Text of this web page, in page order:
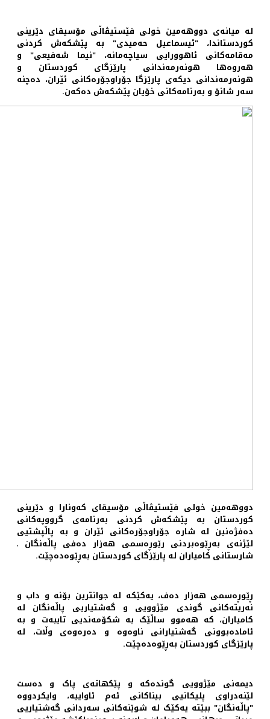
لە میانه‌ی دووهەمین خولی فێستیڤاڵی مۆسیقای دێرینی
کوردستاندا، "ئیسماعیل حەمیدی" به‌ پێشکه‌ش کردنی
مه‌قامه‌کانی ئاهوورایی سیاچه‌مانە، "نیما شه‌فیعی" و
هەروەها هونەرمەندانی پارێزگای کوردستان و
هونەرمەندانی دیکەی پارێزگا جۆراوجۆره‌کانی ئێران، ده‌چنه‌
سه‌ر شانۆ و به‌رنامه‌کانی خۆیان پێشکەش ده‌که‌ن.
دووهەمین خولی فێستیڤاڵی مۆسیقای که‌ونارا و دێرینی
کوردستان بە پێشکەش کردنی به‌رنامه‌ی گرووپەکانی
ده‌فژەنین له‌ شارە جۆراوجۆره‌کانی ئێران و بە پاڵپشتیی
لێژنه‌ی به‌ڕێوه‌بردنی رێوڕه‌سمی هەزار ده‌فی پاڵەنگان ـ
شارستانی کامیاران لە پارێزگای کوردستان بەڕێوەدەچێت.
ڕێوڕەسمی هەزار ده‌ف، یەکێکە لە جوانترین بۆنه‌ و داب و
نەریته‌کانی گوندی مێژوویی و گەشتیاریی پاڵه‌نگان لە
کامیاران، کە هه‌موو ساڵێک بە شکۆمەندیی تایبەت و بە
ئامادەبوونی گەشتیارانی ناوەوە و دەرەوەی وڵات، لە
پارێزگای کوردستان بەڕێوەدەچێت.
دیمەنی مێژوویی گوندەکە و پێکهاتەی پاک و ده‌ست
لێنه‌دراوی پلیکانیی بیناکانی ئه‌م ئاواییه‌، وایکردووە
"پاڵەنگان" ببێتە یەکێک لە شوێنەکانی سه‌ردانی گەشتیاریی